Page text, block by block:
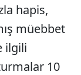
hapis,
müebbet
ilgili
10